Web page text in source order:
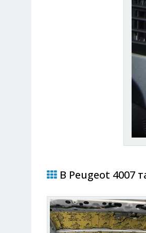
В Peugeot 4007